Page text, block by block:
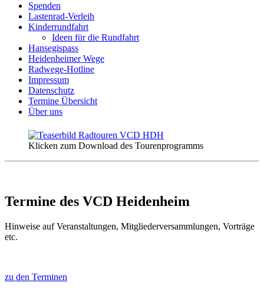
Spenden
Lastenrad-Verleih
Kinderrundfahrt
Ideen für die Rundfahrt
Hansegispass
Heidenheimer Wege
Radwege-Hotline
Impressum
Datenschutz
Termine Übersicht
Über uns
Klicken zum Download des Tourenprogramms
Termine des VCD Heidenheim
Hinweise auf Veranstaltungen, Mitgliederversammlungen, Vorträge
etc.
zu den Terminen